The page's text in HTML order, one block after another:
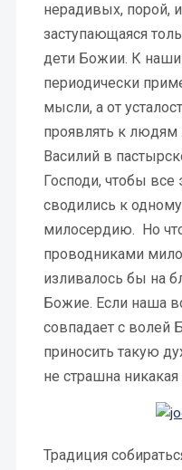
нерадивых, порой,
заступающаяся
дети Божии. К
периодически
мысли, а от
проявлять к людям
Василий в
Господи, чтобы все
сводились к
милосердию. Но
проводниками
изливалось бы на
Божие. Если наша
совпадает с волей
приносить такую
не страшна
Традиция